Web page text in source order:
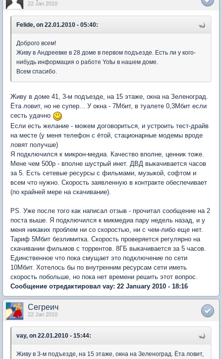
22 Jan 2010
Felide, on 22.01.2010 - 05:40:
Доброго всем!
Живу в Андреевке в 28 доме в первом подъезде. Есть ли у кого-
нибудь информация о работе Yotы в нашем доме.
Всем спасибо.
Живу в доме 41, 3-м подъезде, на 15 этаже, окна на Зеленоград.
Ёта ловит, но не супер... У окна - 7Мбит, в туалете 0,3Мбит если
сесть удачно
Если есть желание - можем договориться, и устроить тест-драйв
на месте (у меня телефон с ётой, стационарные модемы вроде
ловят получше)
Я подключился к микрон-медиа. Качество вполне, ценник тоже.
Мене чем 500р - вполне шустрый инет. ДВД выкачивается часов
за 5. Есть сетевые ресурсы с фильмами, музыкой, софтом и
всем что нужно. Скорость заявленную в контракте обеспечивает
(по крайней мере на скачивание).
PS. Уже после того как написал отзыв - прочитал сообщение на 2
поста выше. Я подключился к микмедиа пару недель назад, и у
меня никаких проблем ни со скоростью, ни с чем-либо еще нет.
Тариф 5Мбит безлимитка. Скорость проверяется регулярно на
скачивании фильмов с торрентов. 8ГБ выкачивается за 5 часов.
Единственное что пока смущает это подключение по сети
10Мбит. Хотелось бы по внутренним ресурсам сети иметь
скорость побольше, но пока нет времени решить этот вопрос.
Сообщение отредактировал vay: 22 January 2010 - 18:16
Сегреич
22 Jan 2010
vay, on 22.01.2010 - 15:44:
Живу в 3-м подъезде, на 15 этаже, окна на Зеленоград. Ёта ловит,